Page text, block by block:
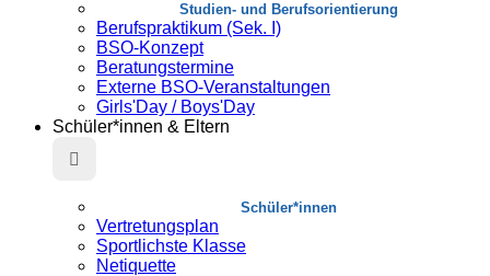
Studien- und Berufsorientierung
Berufspraktikum (Sek. I)
BSO-Konzept
Beratungstermine
Externe BSO-Veranstaltungen
Girls'Day / Boys'Day
Schüler*innen & Eltern
Schüler*innen
Vertretungsplan
Sportlichste Klasse
Netiquette